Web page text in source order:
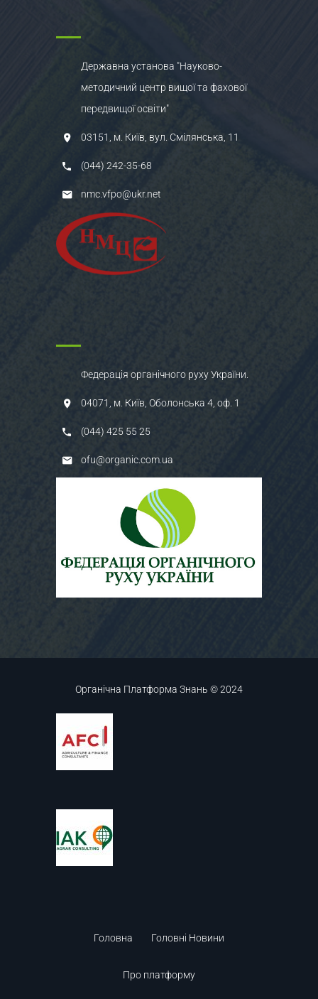
Державна установа "Науково-
методичний центр вищої та фахової
передвищої освіти"
03151, м. Київ, вул. Смілянська, 11
(044) 242-35-68
nmc.vfpo@ukr.net
Федерація органічного руху України.
04071, м. Київ, Оболонська 4, оф. 1
(044) 425 55 25
ofu@organic.com.ua
Органічна Платформа Знань © 2024
Головна Головні Новини
Про платформу